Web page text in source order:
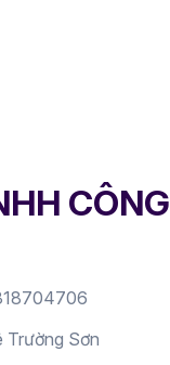
CÔNG
Trường Sơn